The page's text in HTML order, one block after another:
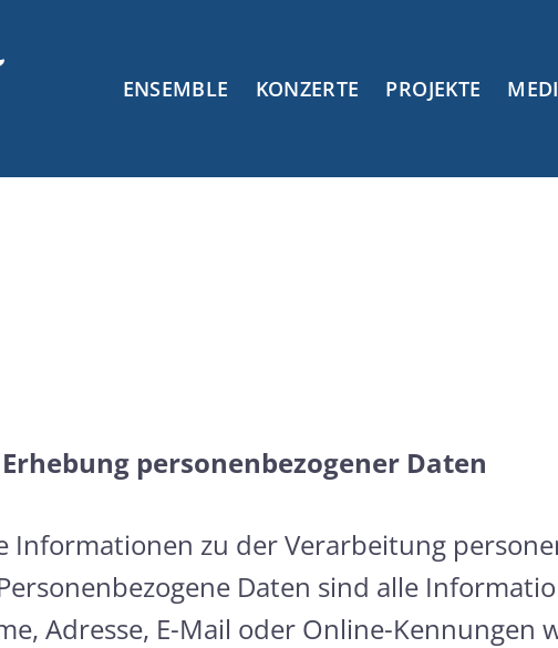
ENSEMBLE KONZERTE PROJEKTE
personenbezogener Daten
Informationen zu der Verarbeitung
Daten sind alle
Adresse, E-Mail oder Online-Kennungen